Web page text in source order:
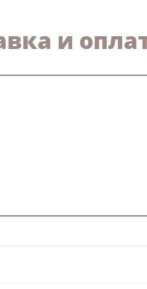
и